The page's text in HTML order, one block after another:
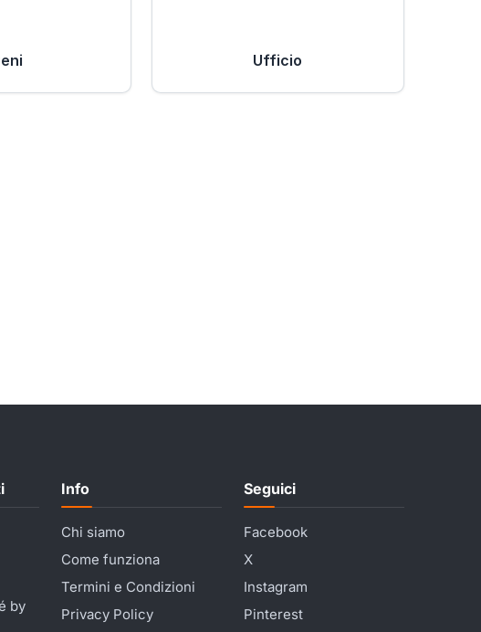
Ufficio
by
Info
Chi siamo
Come funziona
Termini e Condizioni
Privacy Policy
Seguici
Facebook
X
Instagram
Pinterest